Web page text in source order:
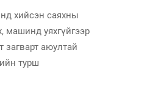
хийсэн саяхны
машинд уяхгүйгээр
загварт аюултай
турш